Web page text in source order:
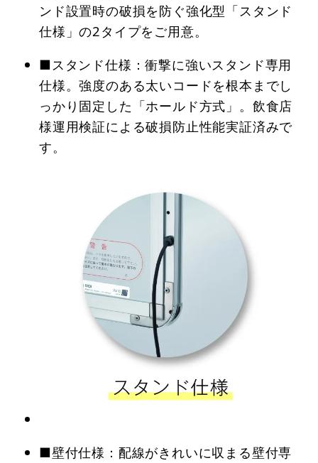
ンド設置時の破損を防ぐ強化型「スタンド
仕様」の2タイプをご用意。
■スタンド仕様：衝撃に強いスタンド専用
仕様。強度のある太いコードを根本までし
っかり固定した「ホールド方式」。飲食店
様運用検証による破損防止性能実証済みで
す。
■壁付仕様：配線がきれいに収まる壁付専